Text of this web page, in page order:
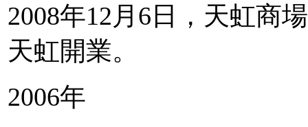
2008年12月6日，天虹
天虹開業。
2006年